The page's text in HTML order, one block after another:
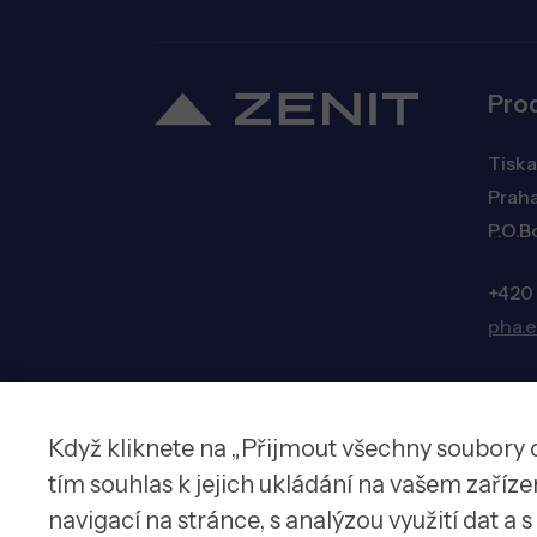
Když kliknete na „Přijmout všechny soubory
tím souhlas k jejich ukládání na vašem
navigací na stránce, s analýzou využití dat a
© 2026 Zenit spol. s r.o.